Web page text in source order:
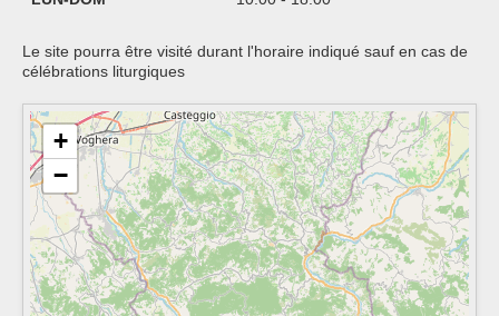
Le site pourra être visité durant l'horaire indiqué sauf en cas de
célébrations liturgiques
+
−